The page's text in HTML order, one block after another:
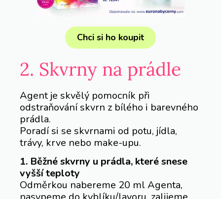
Chci si ho koupit
2. Skvrny na prádle
Agent je skvělý pomocník při
odstraňování skvrn z bílého i barevného
prádla.
Poradí si se skvrnami od potu, jídla,
trávy, krve nebo make-upu.
1. Běžné skvrny u prádla, které snese
vyšší teploty
Odměrkou nabereme 20 ml Agenta,